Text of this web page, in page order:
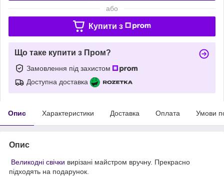
або
Купити з
Що таке купити з Пром?
Замовлення під захистом
Доступна доставка
Опис Характеристики Доставка Оплата Умови
Опис
Великодні свічки вирізані майстром вручну. Прекрасно
підходять на подарунок.